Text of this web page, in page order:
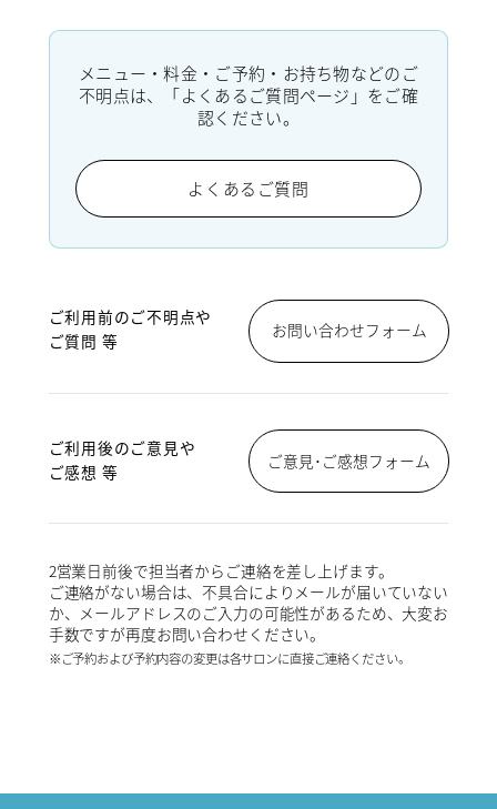
メニュー・料金・ご予約・お持ち物などのご
不明点は、「よくあるご質問ページ」をご確
認ください。
よくあるご質問
ご利用前のご不明点や
ご質問 等
お問い合わせフォーム
ご利用後のご意見や
ご感想 等
ご意見･ご感想フォーム
2営業日前後で担当者からご連絡を差し上げます。
ご連絡がない場合は、不具合によりメールが届いていない
か、メールアドレスのご入力の可能性があるため、大変お
手数ですが再度お問い合わせください。
※ご予約および予約内容の変更は各サロンに直接ご連絡ください。